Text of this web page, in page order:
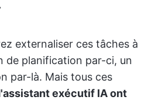
externaliser ces tâches à
de planification par-ci, un
par-là. Mais tous ces
exécutif IA ont